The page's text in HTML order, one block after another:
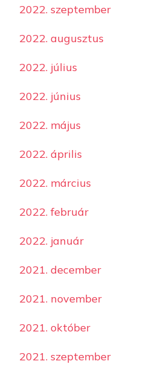
2022. szeptember
2022. augusztus
2022. július
2022. június
2022. május
2022. április
2022. március
2022. február
2022. január
2021. december
2021. november
2021. október
2021. szeptember